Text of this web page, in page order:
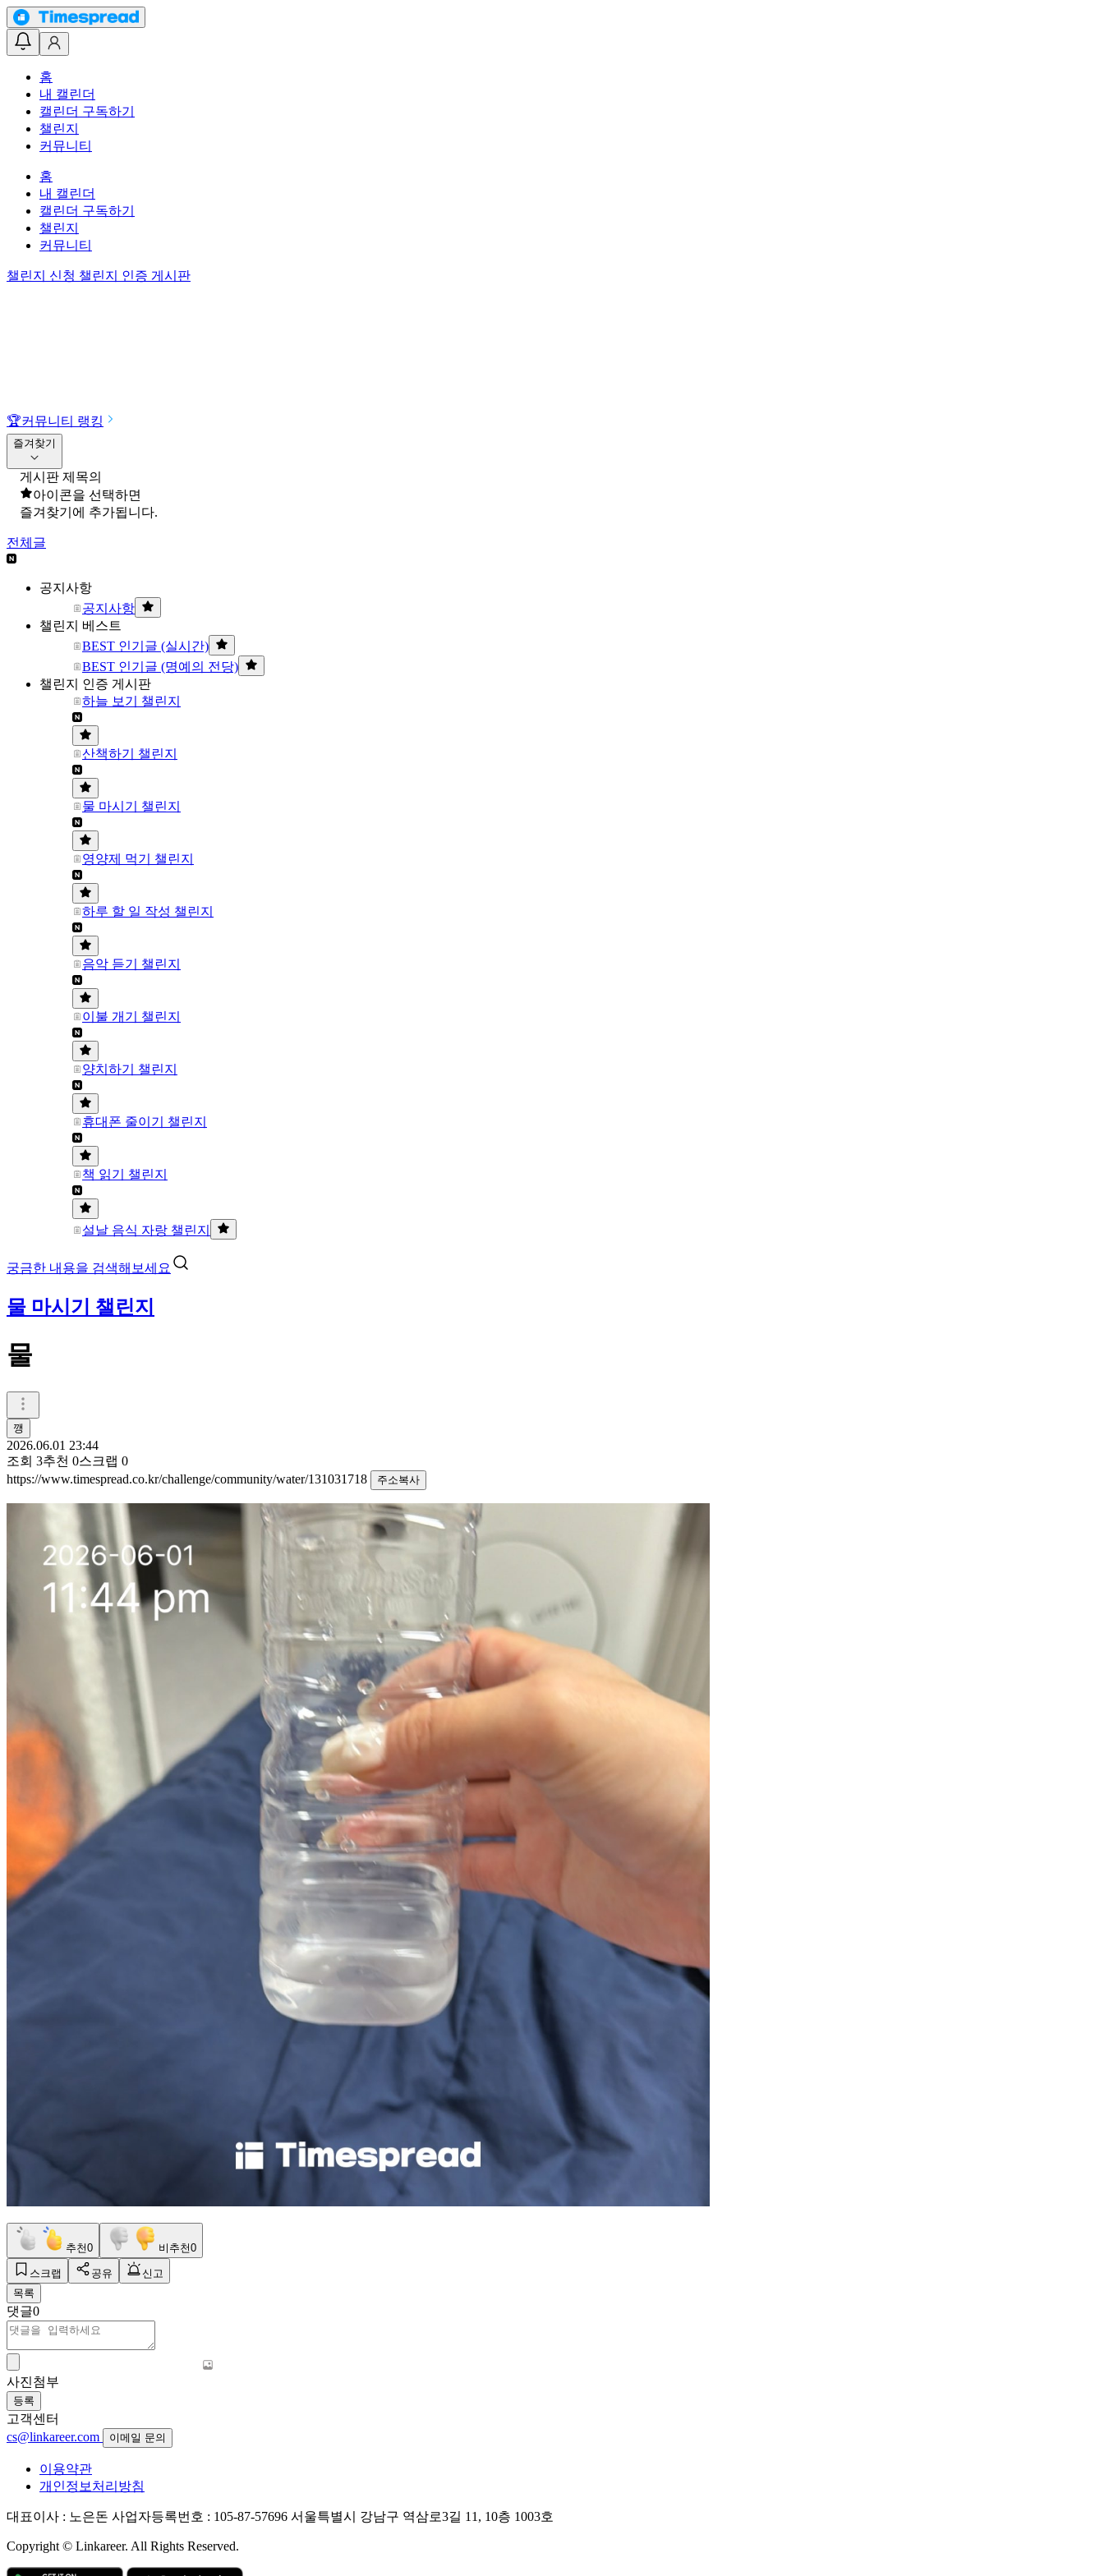
홈
내 캘린더
캘린더 구독하기
챌린지
커뮤니티
홈
내 캘린더
캘린더 구독하기
챌린지
커뮤니티
챌린지 신청 챌린지 인증 게시판
🏆커뮤니티 랭킹
즐겨찾기
게시판 제목의
아이콘을 선택하면
즐겨찾기에 추가됩니다.
전체글
공지사항
공지사항
챌린지 베스트
BEST 인기글 (실시간)
BEST 인기글 (명예의 전당)
챌린지 인증 게시판
하늘 보기 챌린지
산책하기 챌린지
물 마시기 챌린지
영양제 먹기 챌린지
하루 할 일 작성 챌린지
음악 듣기 챌린지
이불 개기 챌린지
양치하기 챌린지
휴대폰 줄이기 챌린지
책 읽기 챌린지
설날 음식 자랑 챌린지
궁금한 내용을 검색해보세요
물 마시기 챌린지
물
깽
2026.06.01 23:44
조회 3추천 0스크랩 0
https://www.timespread.co.kr/challenge/community/water/131031718
주소복사
추천0 비추천0
스크랩 공유
신고
목록
댓글0
사진첨부
등록
고객센터
cs@linkareer.com
이메일 문의
이용약관
개인정보처리방침
대표이사 : 노은돈 사업자등록번호 : 105-87-57696 서울특별시 강남구 역삼로3길 11, 10층 1003호
Copyright © Linkareer. All Rights Reserved.